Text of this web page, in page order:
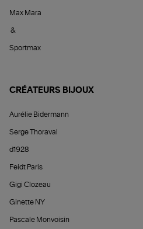
Max Mara
&
Sportmax
CRÉATEURS BIJOUX
Aurélie Bidermann
Serge Thoraval
d1928
Feidt Paris
Gigi Clozeau
Ginette NY
Pascale Monvoisin